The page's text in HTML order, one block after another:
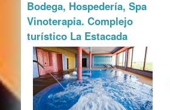
Bodega, Hospedería, Spa
Vinoterapia. Complejo
turístico La Estacada